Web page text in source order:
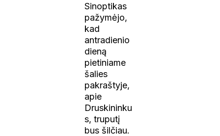
Sinoptikas
pažymėjo,
kad
antradienio
dieną
pietiniame
šalies
pakraštyje,
apie
Druskininku
s, truputį
bus šilčiau.